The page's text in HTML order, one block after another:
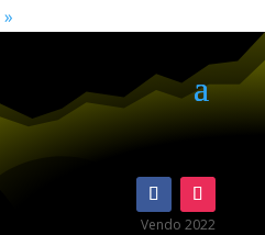
»
Vendo 2022